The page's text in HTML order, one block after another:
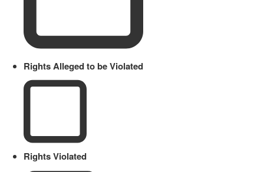
Rights Alleged to be Violated
Rights Violated